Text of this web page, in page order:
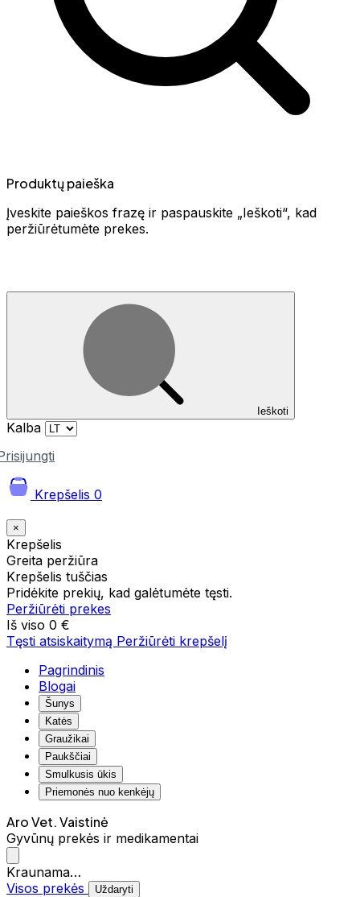
Produktų paieška
Įveskite paieškos frazę ir paspauskite „Ieškoti“, kad
peržiūrėtumėte prekes.
Ieškoti
Kalba
Krepšelis 0
×
Krepšelis
Greita peržiūra
Krepšelis tuščias
Pridėkite prekių, kad galėtumėte tęsti.
Peržiūrėti prekes
Iš viso 0 €
Tęsti atsiskaitymą Peržiūrėti krepšelį
Pagrindinis
Blogai
Šunys
Katės
Graužikai
Paukščiai
Smulkusis ūkis
Priemonės nuo kenkėjų
Aro Vet. Vaistinė
Gyvūnų prekės ir medikamentai
Kraunama…
Visos prekės
Uždaryti